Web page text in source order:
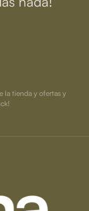
la tienda y ofertas y